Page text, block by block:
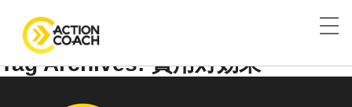
Tag Archives: 費用対効果